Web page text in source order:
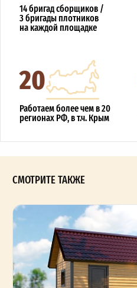
14 бригад сборщиков /
3 бригады плотников
на каждой площадке
20
Работаем более чем в 20
регионах РФ, в т.ч. Крым
СМОТРИТЕ ТАКЖЕ